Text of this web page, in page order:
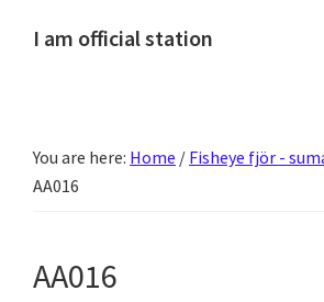
I am official station
fréttir
af
annað
You are here: Home / Fisheye fjör -
AA016
AA016